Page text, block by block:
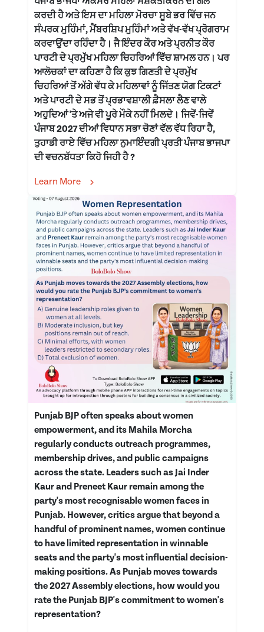
ਕਰਦੀ ਹੈ ਅਤੇ ਇਸ ਦਾ ਮਹਿਲਾ ਮੋਰਚਾ ਸੂਬੇ ਭਰ ਵਿੱਚ ਜਨ
ਸੰਪਰਕ ਮੁਹਿੰਮਾਂ, ਮੈਂਬਰਸ਼ਿਪ ਮੁਹਿੰਮਾਂ ਅਤੇ ਵੱਖ-ਵੱਖ ਪ੍ਰੋਗਰਾਮ
ਕਰਵਾਉਂਦਾ ਰਹਿੰਦਾ ਹੈ। ਜੈ ਇੰਦਰ ਕੌਰ ਅਤੇ ਪ੍ਰਨੀਤ ਕੌਰ
ਪਾਰਟੀ ਦੇ ਪ੍ਰਮੁੱਖ ਮਹਿਲਾ ਚਿਹਰਿਆਂ ਵਿੱਚ ਸ਼ਾਮਲ ਹਨ। ਪਰ
ਆਲੋਚਕਾਂ ਦਾ ਕਹਿਣਾ ਹੈ ਕਿ ਕੁਝ ਗਿਣਤੀ ਦੇ ਪ੍ਰਮੁੱਖ
ਚਿਹਰਿਆਂ ਤੋਂ ਅੱਗੇ ਵੱਧ ਕੇ ਮਹਿਲਾਵਾਂ ਨੂੰ ਜਿੱਤਣ ਯੋਗ ਟਿਕਟਾਂ
ਅਤੇ ਪਾਰਟੀ ਦੇ ਸਭ ਤੋਂ ਪ੍ਰਭਾਵਸ਼ਾਲੀ ਫ਼ੈਸਲਾ ਲੈਣ ਵਾਲੇ
ਅਹੁਦਿਆਂ 'ਤੇ ਅਜੇ ਵੀ ਪੂਰੇ ਮੌਕੇ ਨਹੀਂ ਮਿਲਦੇ। ਜਿਵੇਂ-ਜਿਵੇਂ
ਪੰਜਾਬ 2027 ਦੀਆਂ ਵਿਧਾਨ ਸਭਾ ਚੋਣਾਂ ਵੱਲ ਵੱਧ ਰਿਹਾ ਹੈ,
ਤੁਹਾਡੀ ਰਾਏ ਵਿੱਚ ਮਹਿਲਾ ਨੁਮਾਇੰਦਗੀ ਪ੍ਰਤੀ ਪੰਜਾਬ ਭਾਜਪਾ
ਦੀ ਵਚਨਬੱਧਤਾ ਕਿਹੋ ਜਿਹੀ ਹੈ ?
Learn More
Punjab BJP often speaks about women
empowerment, and its Mahila Morcha
regularly conducts outreach programmes,
membership drives, and public campaigns
across the state. Leaders such as Jai Inder
Kaur and Preneet Kaur remain among the
party's most recognisable women faces in
Punjab. However, critics argue that beyond a
handful of prominent names, women continue
to have limited representation in winnable
seats and the party's most influential decision-
making positions. As Punjab moves towards
the 2027 Assembly elections, how would you
rate the Punjab BJP's commitment to women's
representation?